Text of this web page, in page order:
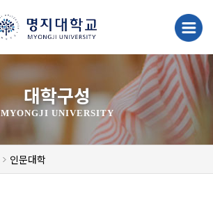
대학구성
MYONGJI UNIVERSITY
인문대학